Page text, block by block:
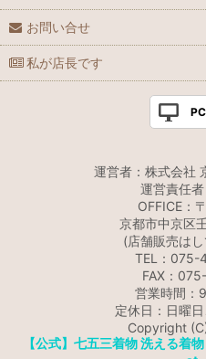
お問い合せ
私が店長です
運営者：株式会社
運営責任
OFFICE：
京都市中京区
(店舗販売は
TEL：
FAX：
営業時間：
定休日：日曜
Copyright
【公式】七五三着物 洗える着